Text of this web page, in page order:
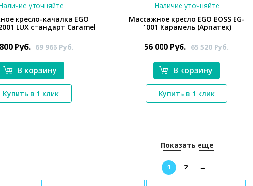
*}
уточняйте
кресло-качалка EGO
LUX стандарт Caramel
Руб. 69 966Руб.
В корзину
Купить в 1 клик
*}
Наличие уточняйте
Массажное кресло EGO BOSS EG-
1001 Карамель (Арпатек)
56 000 Руб. 65 520Руб.
В корзину
Купить в 1 клик
Показать еще
1 2 →